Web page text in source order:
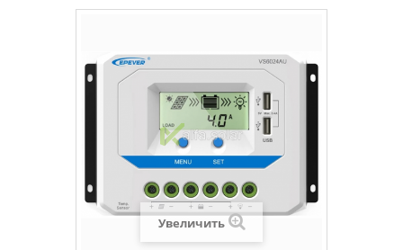
Увеличить